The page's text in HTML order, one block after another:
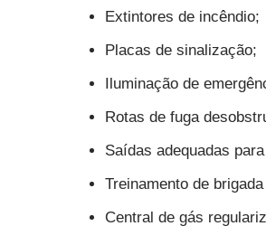
Extintores de incêndio;
Placas de sinalização;
Iluminação de
Rotas de fuga
Saídas adequadas
Treinamento de
Central de gás